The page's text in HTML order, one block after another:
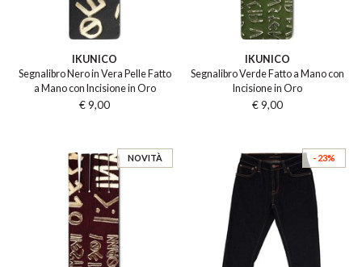
IKUNICO
Segnalibro Nero in Vera Pelle Fatto
a Mano con Incisione in Oro
€ 9,00
IKUNICO
Segnalibro Verde Fatto a Mano con
Incisione in Oro
€ 9,00
NOVITÀ - 23%